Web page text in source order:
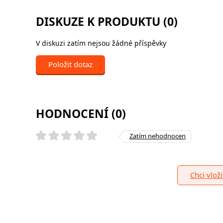
DISKUZE K PRODUKTU (0)
V diskuzi zatím nejsou žádné příspěvky
Položit dotaz
HODNOCENÍ (0)
Zatím nehodnocen
Chci